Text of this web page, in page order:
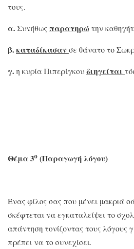
τους.
α.Συνήθως παρατηρώτην
β.καταδίκασαν σε θάνατο το
γ.η κυρία Πιπερίγκουδιηγείται
Θέμα 3ο (Παραγωγή λόγου)
Ένας φίλος σας που μένει μακριά
σκέφτεται να εγκαταλείψει το
απάντηση τονίζοντας τους λόγους
πρέπει να το συνεχίσει.